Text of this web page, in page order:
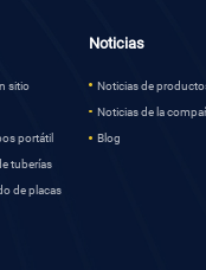
sitio
portátil
tuberías
de placas
Noticias
Noticias de
Noticias de la
Blog